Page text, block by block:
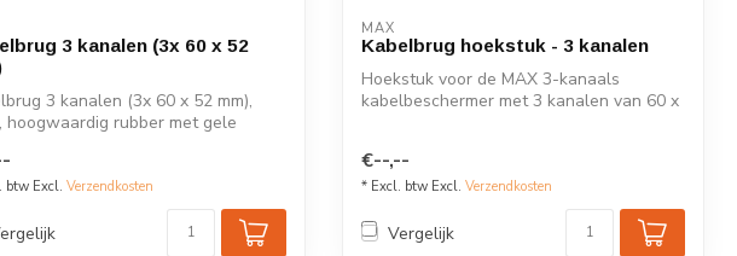
3 kanalen (3x 60 x 52
3 kanalen (3x 60 x 52 mm),
hoogwaardig rubber met gele
btw Excl. Verzendkosten
MAX
Kabelbrug hoekstuk - 3 kanalen
Hoekstuk voor de MAX 3-kanaals
kabelbeschermer met 3 kanalen van 60 x
€--,--
* Excl. btw Excl. Verzendkosten
Vergelijk